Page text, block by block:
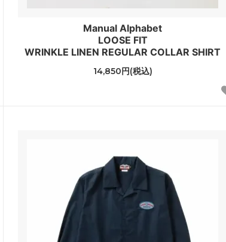
Manual Alphabet
LOOSE FIT
WRINKLE LINEN REGULAR COLLAR SHIRT
14,850円(税込)